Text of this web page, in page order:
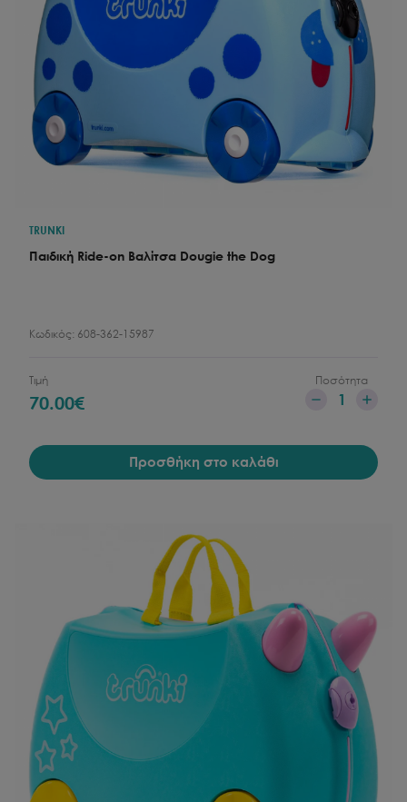
TRUNKI
Παιδική Ride-on Βαλίτσα Dougie the Dog
Κωδικός: 608-362-15987
Τιμή
70.00€
Ποσότητα
1
Προσθήκη στο καλάθι